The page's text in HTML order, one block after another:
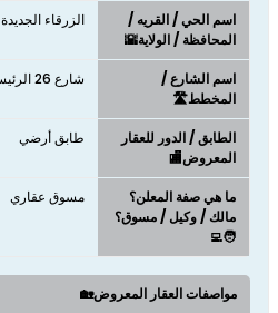
اسم الحي / القريه /
المحافظة / الولاية🌇
الزرقاء الجديدة
اسم الشارع /
المخطط🛣️
شارع 26 الرئيسي
الطابق / الدور للعقار
المعروض🏬
طابق أرضي
ما هي صفة المعلن؟
مالك / وكيل / مسوق؟
🧑‍💻
مسوق عقاري
مواصفات العقار المعروض🏡